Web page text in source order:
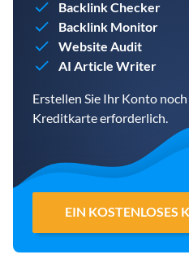
Backlink Checker
Backlink Monitor
Website Audit
AI Article Writer
Erstellen Sie Ihr Konto
Kreditkarte erforderlich.
EIN KOSTENLOSES